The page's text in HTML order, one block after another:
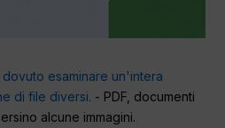
dovuto esaminare un'intera
di file diversi. - PDF, documenti
alcune immagini.